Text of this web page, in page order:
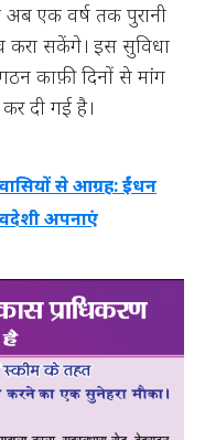
अब एक वर्ष तक पुरानी
करा सकेंगे। इस सुविधा
काफ़ी दिनों से मांग
दी गई है।
से आग्रह: ईंधन
अपनाएं